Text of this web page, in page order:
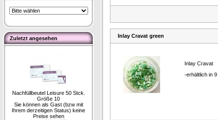
Zuletzt angesehen
Nachfüllbeutel Leisure 50 Stck.
Größe 10
Sie können als Gast (bzw mit
Ihrem derzeitigen Status) keine
Preise sehen
Inlay Cravat green
Inlay Cravat
-erhältlich in